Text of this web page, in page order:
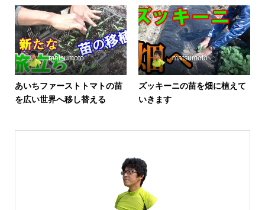
matsumoto
あいちファーストトマトの苗
を広い世界へ移し替える
matsumoto
ズッキーニの苗を畑に植えて
いきます